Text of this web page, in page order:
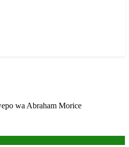
wa Abraham Morice